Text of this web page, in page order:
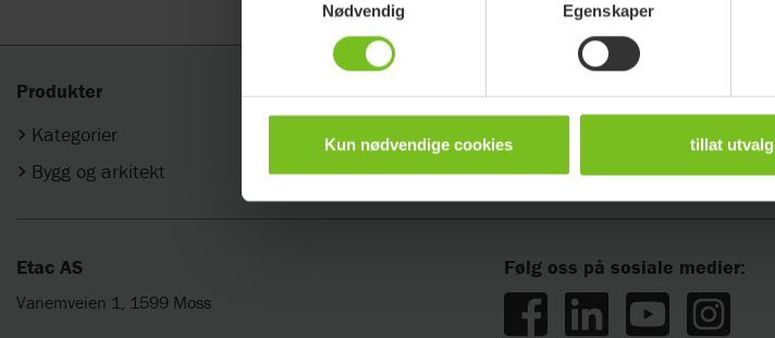
Nødvendig
Egenskaper
Kun nødvendige cookies tillat utvalg
Produkter
Kategorier
Bygg og arkitekt
Om oss
Firma
Varemerker
Support
Reklamasjon og retur
Garanti
Etac AS
Vanemveien 1, 1599 Moss
Følg oss på sosiale medier: